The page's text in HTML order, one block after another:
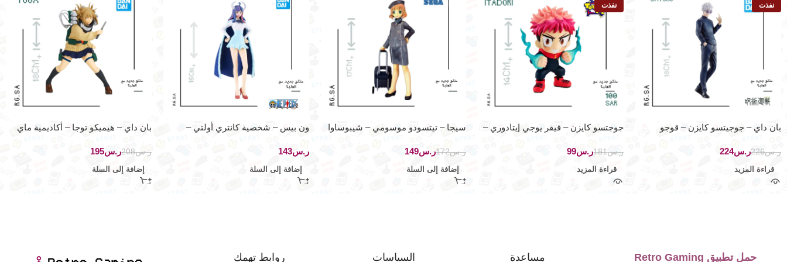
نفذت
بان داي – جوجيتسو كايزن – قوجو
ر.س226ر.س224
قراءة المزيد
نفذت
جوجتسو كايزن – فيقر يوجي إيتادوري –
ر.س181ر.س99
قراءة المزيد
سيجا – تيتسودو موسومي – شيبوساوا
ر.س172ر.س149
إضافة إلى السلة
ون بيس – شخصية كانتري أولتي –
ر.س
إضافة إلى السلة
بان داي – هيميكو توجا – أكاديمية ماي
ر.س208ر.س195
إضافة إلى السلة
روابط تهمك السياسات مساعدة حمل تطبيق Retro Gaming